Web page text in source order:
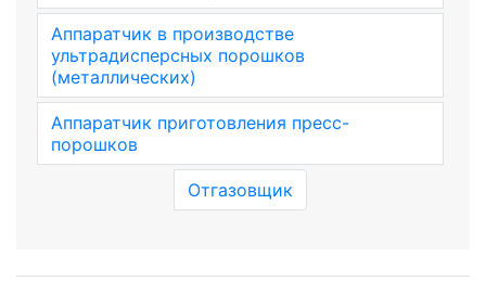
Аппаратчик в производстве
ультрадисперсных порошков
(металлических)
Аппаратчик приготовления пресс-
порошков
Отгазовщик